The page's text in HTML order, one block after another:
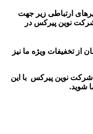
ارتباطی زیر جهت
نوین پیرکس در
از تخفیفات ویژه ما نیز
شرکت نوین پیرکس با این
شوید.